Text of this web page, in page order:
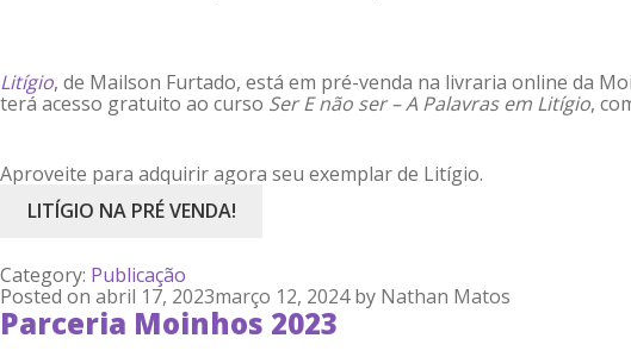
Litígio, de Mailson Furtado, está em pré-venda na livraria online da
terá acesso gratuito ao curso Ser E não ser – A Palavras em Litígio,
Aproveite para adquirir agora seu exemplar de Litígio.
LITÍGIO NA PRÉ VENDA!
Category: Publicação
Posted on abril 17, 2023março 12, 2024 by Nathan Matos
Parceria Moinhos 2023